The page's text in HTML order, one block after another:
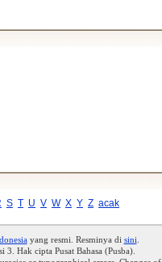
S T U V W X Y Z acak
yang resmi. Resminya di sini.
3. Hak cipta Pusat Bahasa (Pusba).